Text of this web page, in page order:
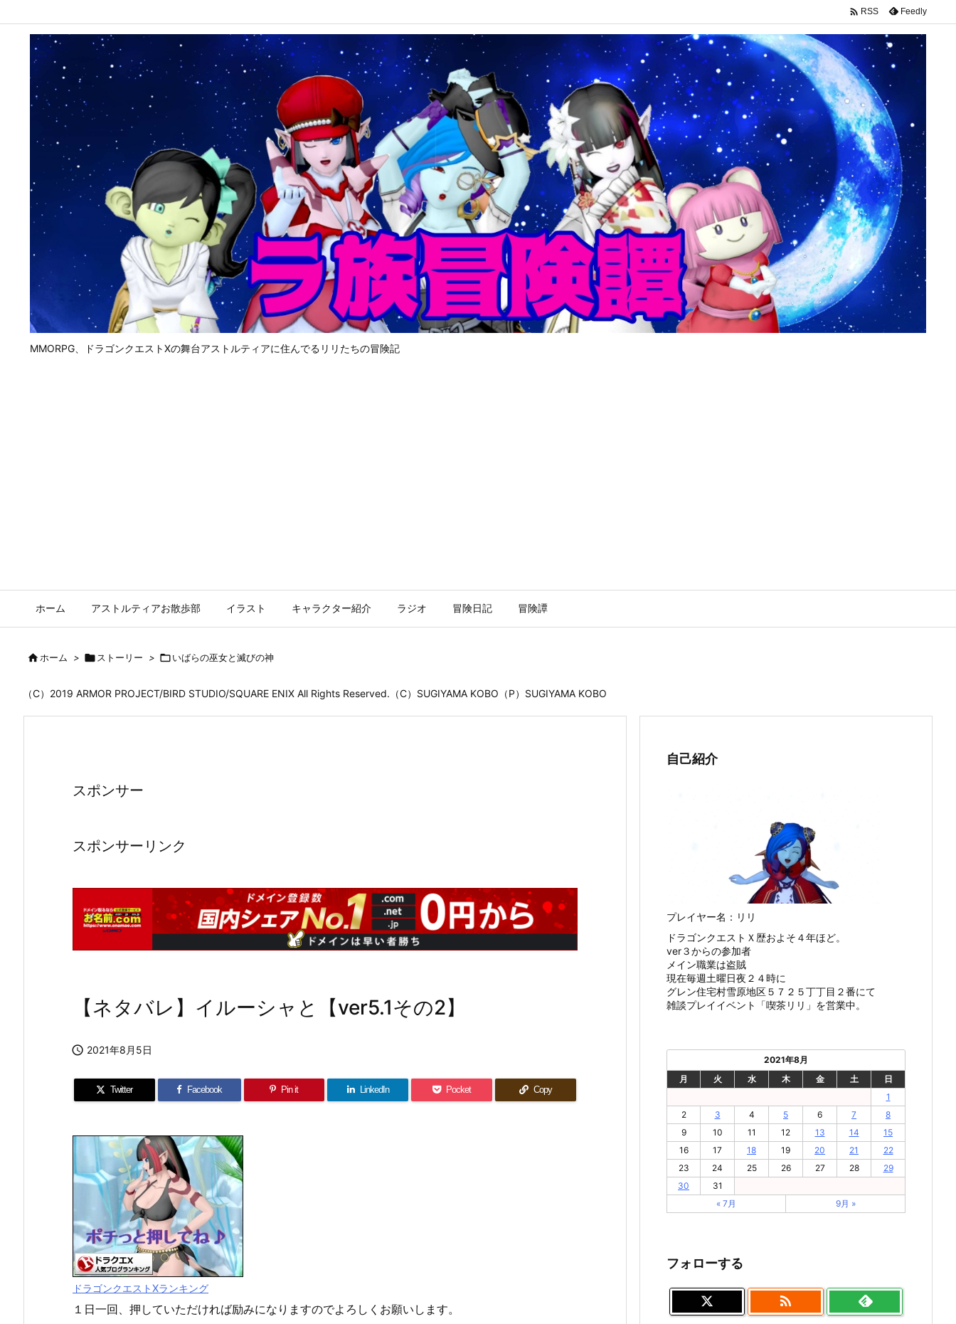
MMORPG、ドラゴンクエストⅩの舞台アストルティアに住んでるリリたちの冒険記
ホーム アストルティアお散歩部 イラスト キャラクター紹介 ラジオ 冒険日記 冒険譚
 RSS Feedly
ホーム >  ストーリー > いばらの巫女と滅びの神
（C）2019 ARMOR PROJECT/BIRD STUDIO/SQUARE ENIX All Rights Reserved.（C）SUGIYAMA KOBO（P）SUGIYAMA KOBO
スポンサー
スポンサーリンク
【ネタバレ】イルーシャと【ver5.1その2】
 2021年8月5日
Twitter Facebook Pin it LinkedIn Pocket Copy
ドラゴンクエストXランキング
１日一回、押していただければ励みになりますのでよろしくお願いします。
自己紹介
プレイヤー名：リリ
ドラゴンクエストＸ歴およそ４年ほど。
ver３からの参加者
メイン職業は盗賊
現在毎週土曜日夜２４時に
グレン住宅村雪原地区５７２５丁丁目２番にて
雑談プレイイベント「喫茶リリ」を営業中。
2021年8月
月
火 水 木 金 土
日
1
2
3 4 5 6 7
8
9
10 11 12 13 14
15
16
17 18 19 20 21
22
23
24 25 26 27 28
29
30
31
« 7月
9月 »
フォローする
